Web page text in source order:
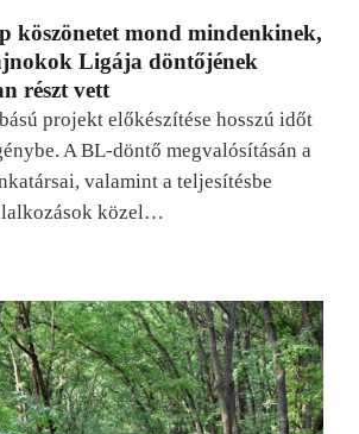
köszönetet mond mindenkinek,
Ligája döntőjének
részt vett
projekt előkészítése hosszú időt
A BL-döntő megvalósításán a
valamint a teljesítésbe
közel…